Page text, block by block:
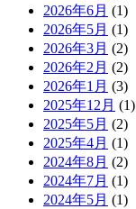
2026年6月 (1)
2026年5月 (1)
2026年3月 (2)
2026年2月 (2)
2026年1月 (3)
2025年12月 (1)
2025年5月 (2)
2025年4月 (1)
2024年8月 (2)
2024年7月 (1)
2024年5月 (1)